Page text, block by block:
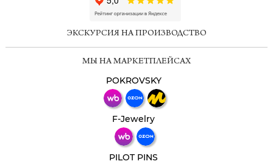
ЭКСКУРСИЯ НА ПРОИЗВОДСТВО
МЫ НА МАРКЕТПЛЕЙСАХ
POKROVSKY
F-Jewelry
PILOT PINS